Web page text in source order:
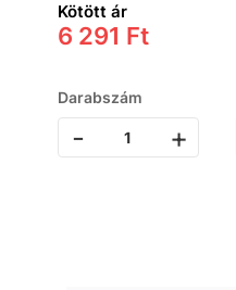
Kötött ár
6 291 Ft
Darabszám
- +